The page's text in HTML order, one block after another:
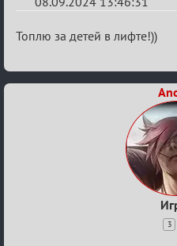
Re:
XI
Топлю за детей в лифте!))
3